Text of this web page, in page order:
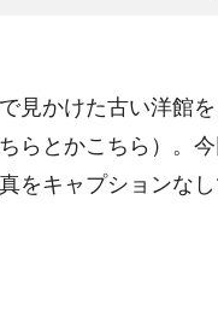
見かけた古い洋館
ら とかこちら ）。
をキャプションなし